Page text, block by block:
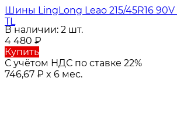
Шины LingLong Leao 215/45R16 90V
TL
В наличии: 2 шт.
4 480 ₽
Купить
С учётом НДС по ставке 22%
746,67 ₽ x 6 мес.